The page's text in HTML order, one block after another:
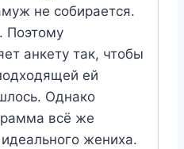
не собирается.
Поэтому
анкету так, чтобы
ей
Однако
всё же
жениха.